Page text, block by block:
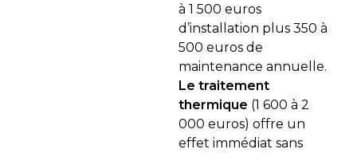
à 1 500 euros
d’installation plus 350 à
500 euros de
maintenance annuelle.
Le traitement
thermique (1 600 à 2
000 euros) offre un
effet immédiat sans